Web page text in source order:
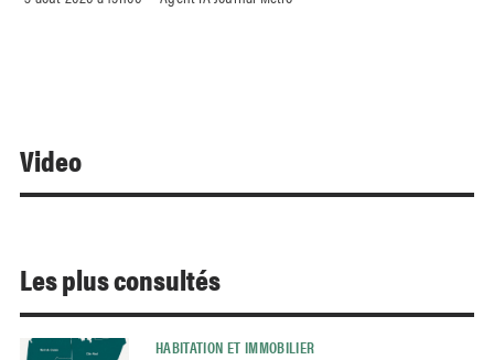
Video
Les plus consultés
HABITATION ET IMMOBILIER